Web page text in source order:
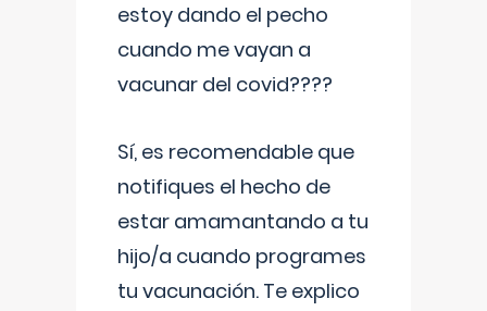
estoy dando el pecho
cuando me vayan a
vacunar del covid????
Sí, es recomendable que
notifiques el hecho de
estar amamantando a tu
hijo/a cuando programes
tu vacunación. Te explico